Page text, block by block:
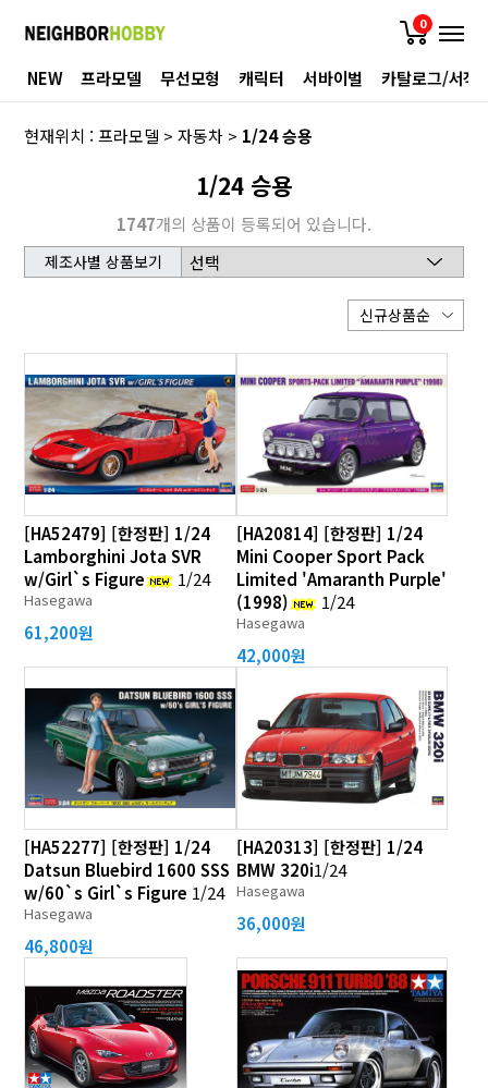
0
NEW 프라모델 무선모형 캐릭터 서바이벌 카탈로그/서적
현재위치 :프라모델 >자동차 > 1/24 승용
1/24 승용
1747개의 상품이 등록되어 있습니다.
제조사별 상품보기
[HA52479] [한정판] 1/24
Lamborghini Jota SVR
w/Girl`s Figure
1/24
Hasegawa
61,200원
[HA20814] [한정판] 1/24
Mini Cooper Sport Pack
Limited 'Amaranth Purple'
(1998)
1/24
Hasegawa
42,000원
[HA52277] [한정판] 1/24
Datsun Bluebird 1600 SSS
w/60`s Girl`s Figure 1/24
Hasegawa
46,800원
[HA20313] [한정판] 1/24
BMW 320i1/24
Hasegawa
36,000원